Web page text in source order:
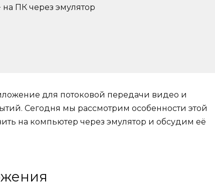
на ПК через эмулятор
для потоковой передачи видео и
Сегодня мы рассмотрим особенности этой
на компьютер через эмулятор и обсудим её